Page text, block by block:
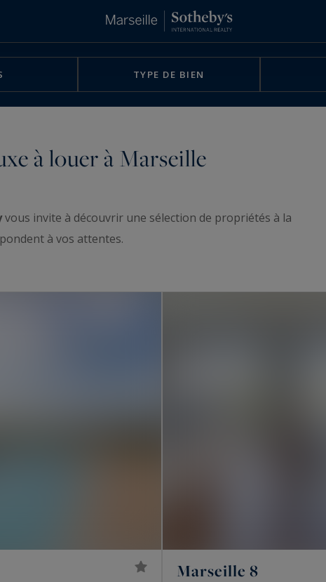
TYPE DE BIEN
à louer à Marseille
vous invite à découvrir une sélection de propriétés à la
à vos attentes.
Marseille 8